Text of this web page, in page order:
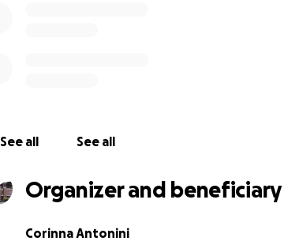
See all See all
Organizer and beneficiary
Corinna Antonini